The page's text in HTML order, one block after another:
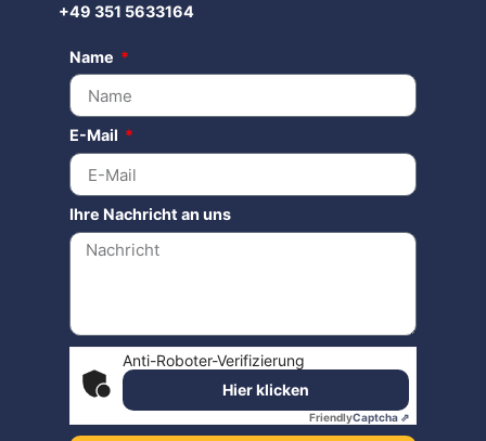
+49 351 5633164
Name
E-Mail
Ihre Nachricht an uns
Anti-Roboter-Verifizierung
Hier klicken
FriendlyCaptcha ⇗